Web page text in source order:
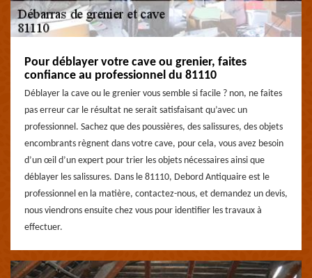
Pour déblayer votre cave ou grenier, faites
confiance au professionnel du 81110
Déblayer la cave ou le grenier vous semble si facile ? non, ne faites
pas erreur car le résultat ne serait satisfaisant qu’avec un
professionnel. Sachez que des poussières, des salissures, des objets
encombrants règnent dans votre cave, pour cela, vous avez besoin
d’un œil d’un expert pour trier les objets nécessaires ainsi que
déblayer les salissures. Dans le 81110, Debord Antiquaire est le
professionnel en la matière, contactez-nous, et demandez un devis,
nous viendrons ensuite chez vous pour identifier les travaux à
effectuer.